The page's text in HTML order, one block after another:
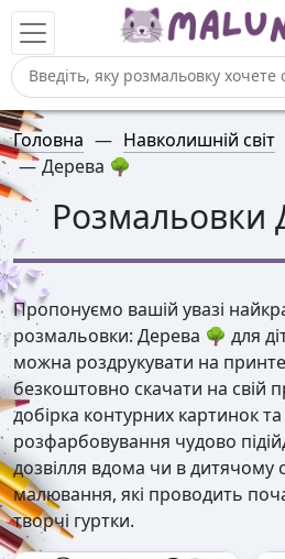
Головна — Навколишній світ
— Дерева 🌳
Розмальовки
Пропонуємо вашій увазі
розмальовки: Дерева 🌳 для
можна роздрукувати на
безкоштовно скачати на свій
добірка контурних картинок
розфарбовування чудово
дозвілля вдома чи в дитячому
малювання, які проводить
творчі гуртки.